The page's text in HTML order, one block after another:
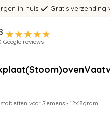
in huis Gratis verzending
Google reviews
(Stoom)oven
voor Siemens - 12x18gram